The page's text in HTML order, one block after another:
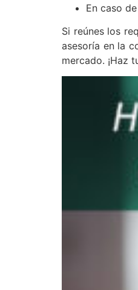
En caso
Si reúnes los
asesoría en la
mercado. ¡Haz